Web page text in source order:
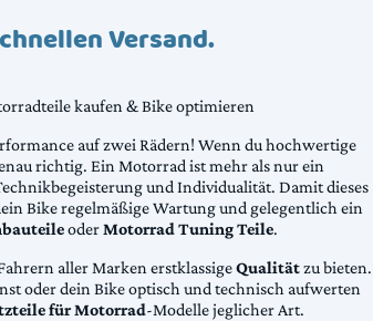
Versand.
kaufen & Bike optimieren
auf zwei Rädern! Wenn du hochwertige
richtig. Ein Motorrad ist mehr als nur ein
und Individualität. Damit dieses
Bike regelmäßige Wartung und gelegentlich ein
oderMotorrad Tuning Teile.
aller Marken erstklassigeQualitätzu bieten.
oder dein Bike optisch und technisch aufwerten
für Motorrad-Modelle jeglicher Art.